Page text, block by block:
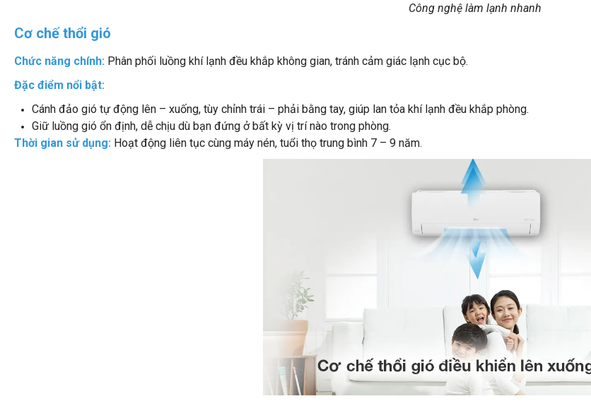
Công nghệ làm lạnh nhanh
Cơ chế thổi gió
Chức năng chính: Phân phối luồng khí lạnh đều khắp không gian, tránh cảm giác lạnh cục bộ.
Đặc điểm nổi bật:
Cánh đảo gió tự động lên – xuống, tùy chỉnh trái – phải bằng tay, giúp lan tỏa khí lạnh đều khắp phòng.
Giữ luồng gió ổn định, dễ chịu dù bạn đứng ở bất kỳ vị trí nào trong phòng.
Thời gian sử dụng: Hoạt động liên tục cùng máy nén, tuổi thọ trung bình 7 – 9 năm.